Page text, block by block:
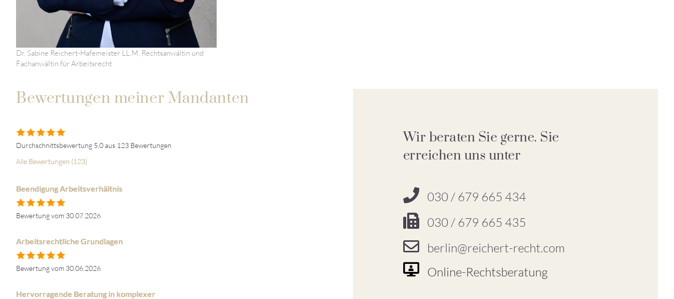
Dr. Sabine Reichert-Hafemeister LL.M, Rechtsanwältin und
Fachanwältin für Arbeitsrecht
Bewertungen meiner Mandanten
Durchschnittsbewertung 5,0 aus 123 Bewertungen
Alle Bewertungen (123)
Beendigung Arbeitsverhältnis
Bewertung vom 30.07.2026
Arbeitsrechtliche Grundlagen
Bewertung vom 30.06.2026
Hervorragende Beratung in komplexer
Wir beraten Sie gerne. Sie
erreichen uns unter
030 / 679 665 434
030 / 679 665 435
berlin@reichert-recht.com
Online-Rechtsberatung